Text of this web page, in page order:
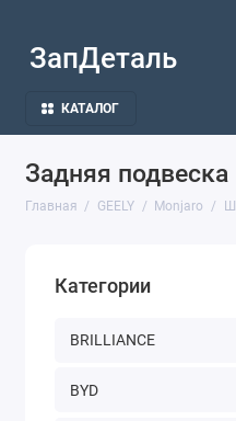
ЗапДеталь
КАТАЛОГ
Задняя подвеска
Главная GEELY Monjaro
Категории
BRILLIANCE
BYD